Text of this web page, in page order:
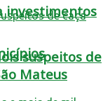
investimentos
suspeitos de
Mateus